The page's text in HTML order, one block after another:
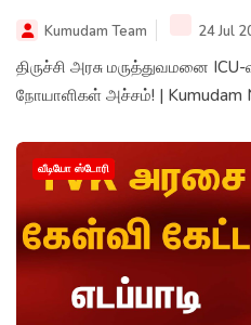
Kumudam Team 24 Jul
திருச்சி அரசு மருத்துவமனை
நோயாளிகள் அச்சம்! | Kumudam
வீடியோ ஸ்டோரி